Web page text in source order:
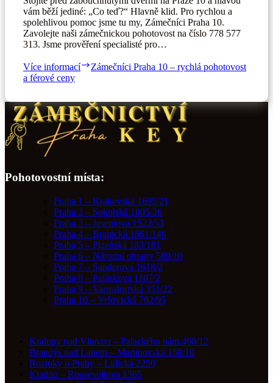
vám běží jediné: „Co teď?“ Hlavně klid. Pro rychlou a
spolehlivou pomoc jsme tu my, Zámečníci Praha 10.
Zavolejte naši zámečnickou pohotovost na číslo 778 577
313. Jsme prověření specialisté pro…
Více informací
Zámečníci Praha 10 – rychlá pohotovost
a férové ceny
Pohotovostní místa:
Praha 1 – Krakovská 1695/21
Praha 2 – Sokolská 1805/26
Praha 3 – Jeseniova 1522/53
Praha 4 – Branická 1861/146
Praha 5 – Plzeňská 183/181
Praha 6 – Národní obrany 589/10
Praha 7 – Sanderova 1618/2
Praha 8 – Paláskova 1107/2
Praha 9 – Varnsdorfská 351/22
Praha 10 – Vršovická 782/95
Kralupy nad Vltavou – Palackého nám.460/12
Brandýs nad Labem – Martinovská 158/10
Roztoky u Prahy – Lidická 2250
Kladno – Rooseveltova 1365